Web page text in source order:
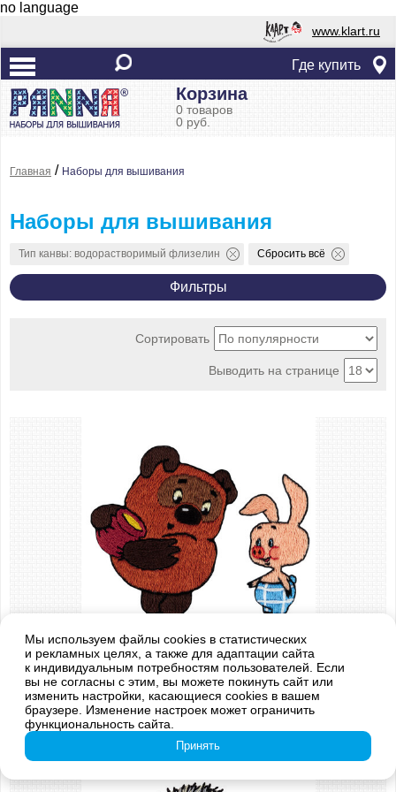
no language
www.klart.ru
Где купить
Корзина
0 товаров
0 руб.
Главная / Наборы для вышивания
Наборы для вышивания
Тип канвы: водорастворимый флизелин Сбросить всё
Фильтры
Сортировать
Выводить на странице
Арт.: CMF-JK-2353
"Винни Пух и Пятачок"
589 руб. в корзину
Мы используем файлы cookies в статистических
и рекламных целях, а также для адаптации сайта
к индивидуальным потребностям пользователей. Если
вы не согласны с этим, вы можете покинуть сайт или
изменить настройки, касающиеся cookies в вашем
браузере. Изменение настроек может ограничить
функциональность сайта.
Принять